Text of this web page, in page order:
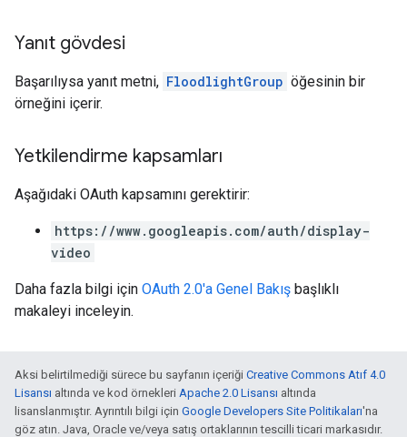
Yanıt gövdesi
Başarılıysa yanıt metni, FloodlightGroup öğesinin bir
örneğini içerir.
Yetkilendirme kapsamları
Aşağıdaki OAuth kapsamını gerektirir:
https://www.googleapis.com/auth/display-
video
Daha fazla bilgi için OAuth 2.0'a Genel Bakış başlıklı
makaleyi inceleyin.
Aksi belirtilmediği sürece bu sayfanın içeriği Creative Commons Atıf 4.0
Lisansı altında ve kod örnekleri Apache 2.0 Lisansı altında
lisanslanmıştır. Ayrıntılı bilgi için Google Developers Site Politikaları'na
göz atın. Java, Oracle ve/veya satış ortaklarının tescilli ticari markasıdır.